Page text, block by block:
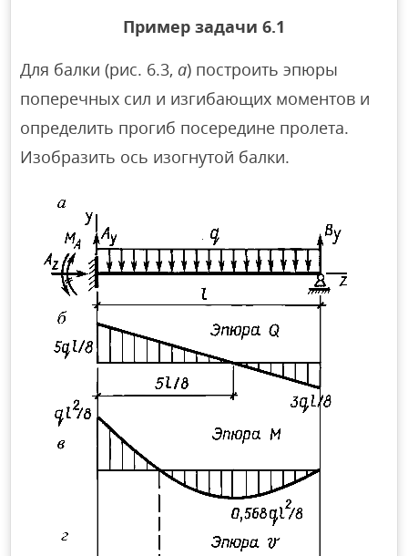
Пример задачи 6.1
Для балки (рис. 6.3, а) построить эпюры
поперечных сил и изгибающих моментов и
определить прогиб посередине пролета.
Изобразить ось изогнутой балки.